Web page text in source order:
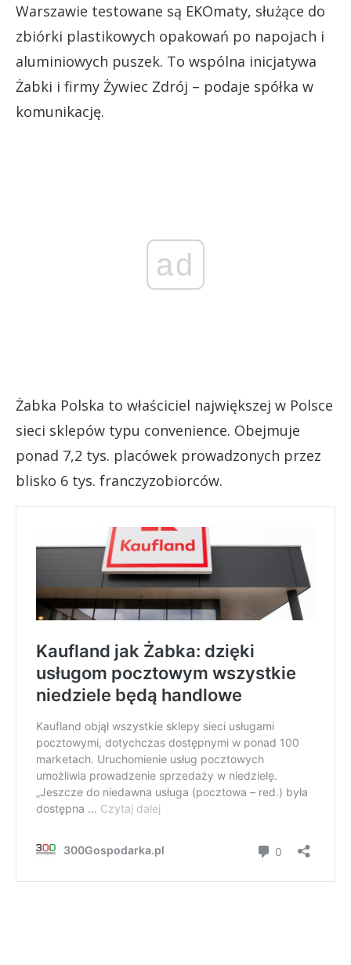
Warszawie testowane są EKOmaty, służące do
zbiórki plastikowych opakowań po napojach i
aluminiowych puszek. To wspólna inicjatywa
Żabki i firmy Żywiec Zdrój – podaje spółka w
komunikację.
ad
Żabka Polska to właściciel największej w Polsce
sieci sklepów typu convenience. Obejmuje
ponad 7,2 tys. placówek prowadzonych przez
blisko 6 tys. franczyzobiorców.